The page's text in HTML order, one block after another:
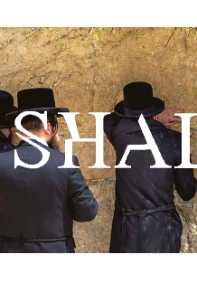
Hyppää
sisältöön